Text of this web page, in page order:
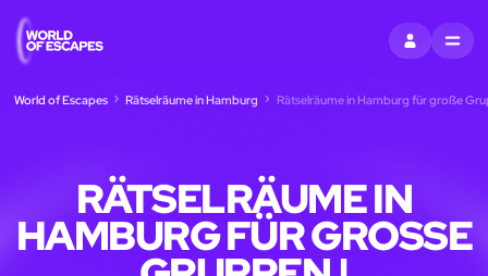
EINTRAGEN
MENU
World of Escapes Rätselräume in Hamburg Rätselräume in Hamburg für große
RÄTSELRÄUME IN
HAMBURG FÜR GROSSE G